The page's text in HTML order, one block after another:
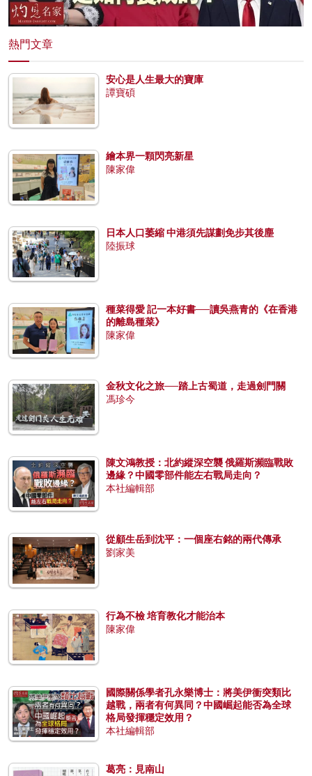
熱門文章
安心是人生最大的寶庫
譚寶碩
繪本界一顆閃亮新星
陳家偉
日本人口萎縮 中港須先謀劃免步其後塵
陸振球
種菜得愛 記一本好書──讀吳燕青的《在香港
的離島種菜》
陳家偉
金秋文化之旅──踏上古蜀道，走過劍門關
馮珍今
陳文鴻教授：北約縱深空襲 俄羅斯瀕臨戰敗
邊緣？中國零部件能左右戰局走向？
本社編輯部
從顧生岳到沈平：一個座右銘的兩代傳承
劉家美
行為不檢 培育教化才能治本
陳家偉
國際關係學者孔永樂博士：將美伊衝突類比
越戰，兩者有何異同？中國崛起能否為全球
格局發揮穩定效用？
本社編輯部
葛亮：見南山